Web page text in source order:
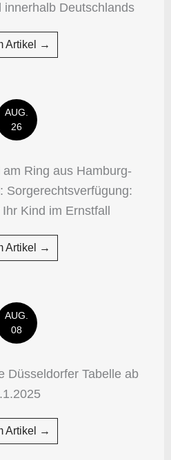
innerhalb Deutschlands
Artikel →
AUG.
26
Ring aus Hamburg-
Sorgerechtsverfügung:
Kind im Ernstfall
Artikel →
AUG.
08
Düsseldorfer Tabelle ab
Artikel →